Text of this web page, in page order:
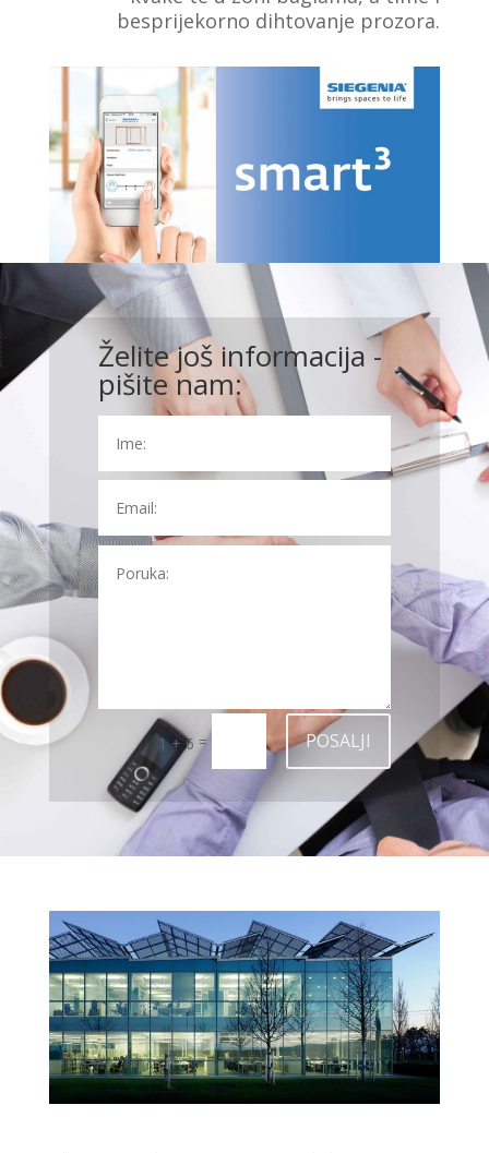
besprijekorno dihtovanje prozora.
Želite još informacija -
pišite nam:
1 + 6 = POSALJI